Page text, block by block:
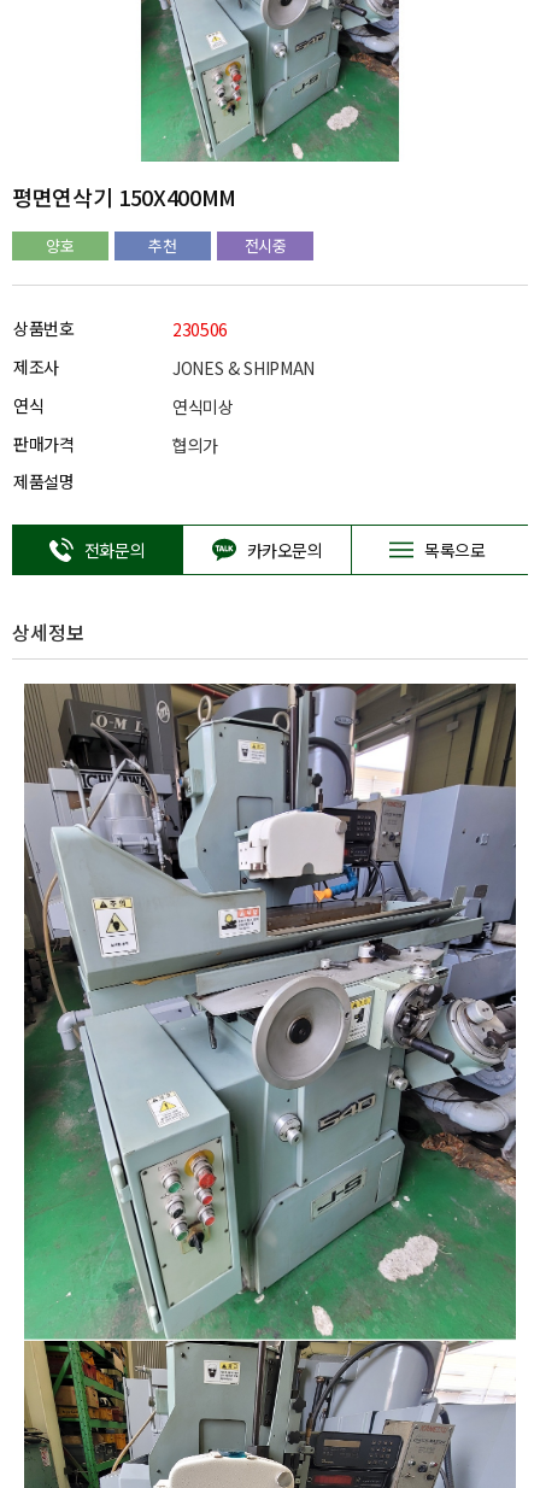
평면연삭기 150X400MM
양호 추천 전시중
상품번호
230506
제조사
JONES & SHIPMAN
연식
연식미상
판매가격
협의가
제품설명
전화문의 카카오문의 목록으로
상세정보